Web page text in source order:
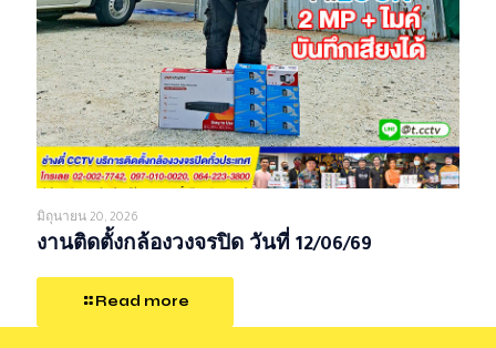
มิถุนายน 20, 2026
งานติดตั้งกล้องวงจรปิด วันที่ 12/06/69
Read more